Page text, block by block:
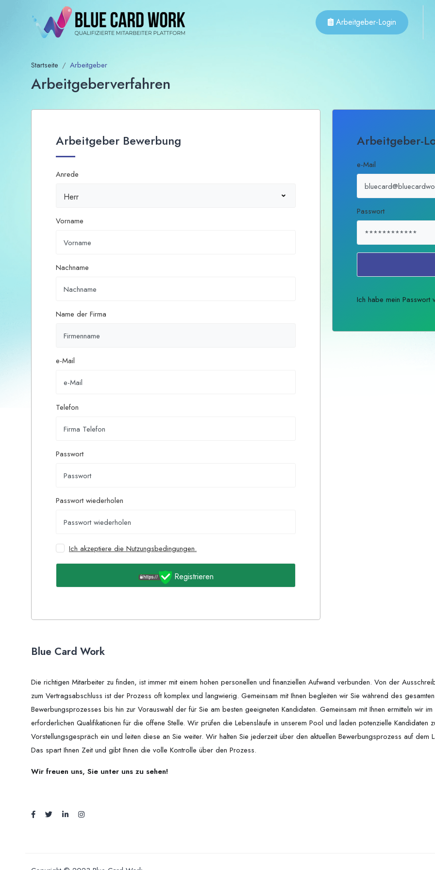
Arbeitgeber-Login
Startseite Arbeitgeber
Arbeitgeberverfahren
Arbeitgeber Bewerbung
Anrede
Vorname
Nachname
Name der Firma
e-Mail
Telefon
Passwort
Passwort wiederholen
Ich akzeptiere die Nutzungsbedingungen.
Registrieren
Arbeitgeber-
e-Mail
Passwort
Ich habe mein Passwort
Blue Card Work
Die richtigen Mitarbeiter zu finden, ist immer mit einem hohen personellen und finanziellen Aufwand verbunden. Von der
zum Vertragsabschluss ist der Prozess oft komplex und langwierig. Gemeinsam mit Ihnen begleiten wir Sie während des gesamten
Bewerbungsprozesses bis hin zur Vorauswahl der für Sie am besten geeigneten Kandidaten. Gemeinsam mit Ihnen ermitteln wir
erforderlichen Qualifikationen für die offene Stelle. Wir prüfen die Lebensläufe in unserem Pool und laden potenzielle Kandidaten
Vorstellungsgespräch ein und leiten diese an Sie weiter. Wir halten Sie jederzeit über den aktuellen Bewerbungsprozess auf dem
Das spart Ihnen Zeit und gibt Ihnen die volle Kontrolle über den Prozess.
Wir freuen uns, Sie unter uns zu sehen!